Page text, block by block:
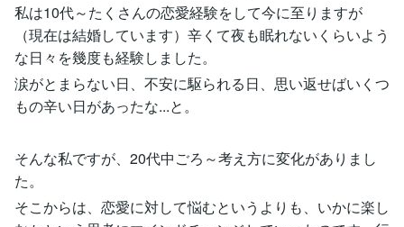
私は10代～たくさんの恋愛経験をして今に至りますが
（現在は結婚しています）辛くて夜も眠れないくらいよう
な日々を幾度も経験しました。
涙がとまらない日、不安に駆られる日、思い返せばいくつ
もの辛い日があったな...と。
そんな私ですが、20代中ごろ～考え方に変化がありまし
た。
そこからは、恋愛に対して悩むというよりも、いかに楽し